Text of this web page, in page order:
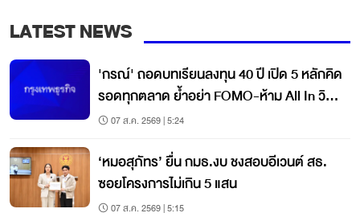
LATEST NEWS
'กรณ์' ถอดบทเรียนลงทุน 40 ปี เปิด 5 หลักคิด
รอดทุกตลาด ย้ำอย่า FOMO-ห้าม All In วินัย
คือกุญแจสร้างมั่งคั่ง
07 ส.ค. 2569 | 5:24
‘หมอสุภัทร’ ยื่น กมธ.งบ ชงสอบอีเวนต์ สธ.
ซอยโครงการไม่เกิน 5 แสน
07 ส.ค. 2569 | 5:15